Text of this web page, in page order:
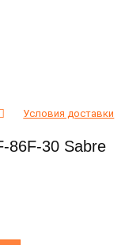
Условия доставки
86F-30 Sabre